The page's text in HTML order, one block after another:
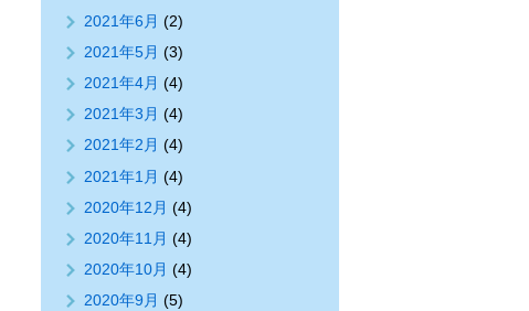
2021年6月 (2)
2021年5月 (3)
2021年4月 (4)
2021年3月 (4)
2021年2月 (4)
2021年1月 (4)
2020年12月 (4)
2020年11月 (4)
2020年10月 (4)
2020年9月 (5)